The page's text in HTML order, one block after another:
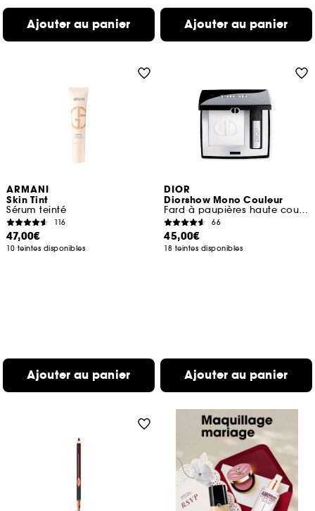
Ajouter au panier Ajouter au panier
ARMANI
Skin Tint
Sérum teinté
116
47,00€
10 teintes disponibles
Ajouter au panier
DIOR
Diorshow Mono Couleur
Fard à paupières haute couleur et longue tenue
66
45,00€
18 teintes disponibles
Ajouter au panier